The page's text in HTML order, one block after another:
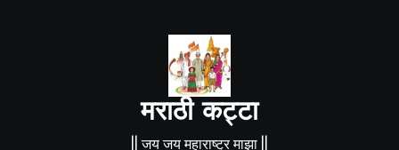
मराठी कट्टा
|| जय जय महाराष्ट्र माझा ||